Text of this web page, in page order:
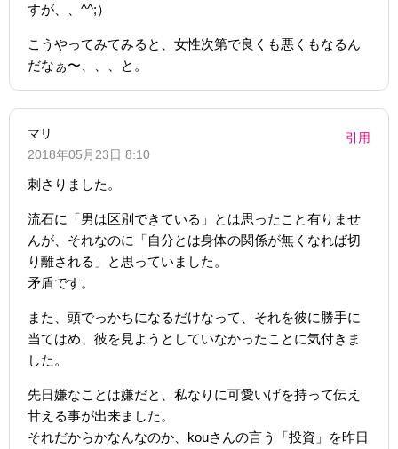
すが、、^^;）
こうやってみてみると、女性次第で良くも悪くもなるん
だなぁ〜、、、と。
マリ
2018年05月23日 8:10
引用
刺さりました。
流石に「男は区別できている」とは思ったこと有りませ
んが、それなのに「自分とは身体の関係が無くなれば切
り離される」と思っていました。
矛盾です。
また、頭でっかちになるだけなって、それを彼に勝手に
当てはめ、彼を見ようとしていなかったことに気付きま
した。
先日嫌なことは嫌だと、私なりに可愛いげを持って伝え
甘える事が出来ました。
それだからかなんなのか、kouさんの言う「投資」を昨日